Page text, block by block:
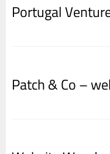
Portugal
Patch & Co –